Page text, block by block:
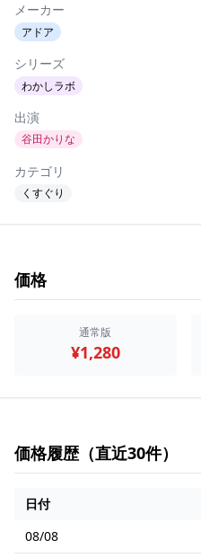
メーカー
アドア
シリーズ
わかしラボ
出演
谷田かりな
カテゴリ
くすぐり
価格
通常版
¥1,280
価格履歴（直近30件）
日付
08/08